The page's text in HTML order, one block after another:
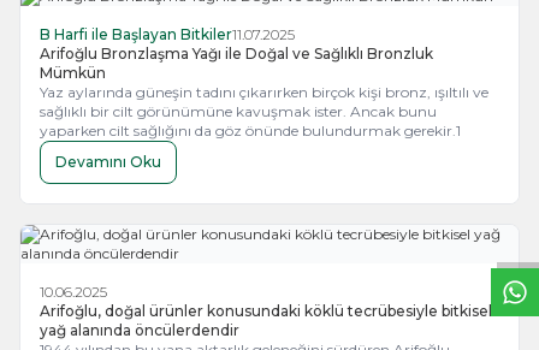
W
h
t
s
a
p
p
B
i
l
g
H
a
t
B Harfi ile Başlayan Bitkiler11.07.2025
Arifoğlu Bronzlaşma Yağı ile Doğal ve Sağlıklı Bronzluk
Mümkün
Yaz aylarında güneşin tadını çıkarırken birçok kişi bronz, ışıltılı ve
sağlıklı bir cilt görünümüne kavuşmak ister. Ancak bunu
yaparken cilt sağlığını da göz önünde bulundurmak gerekir.1
Devamını Oku
10.06.2025
Arifoğlu, doğal ürünler konusundaki köklü tecrübesiyle bitkisel
yağ alanında öncülerdendir